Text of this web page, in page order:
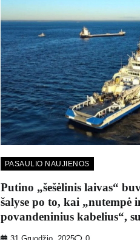
PASAULIO NAUJIENOS
Putino „šešėlinis laivas“
šalyse po to, kai
povandeninius kabelius“,